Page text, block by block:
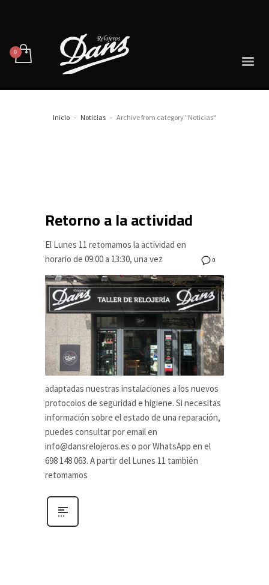
Inicio Noticias Archive from category "Noticias"
Retorno a la actividad
0
El Lunes 11 retomamos la actividad en
horario de 09:00 a 13:30, una vez
adaptadas nuestras instalaciones a los nuevos
protocolos de seguridad e higiene. Si necesitas
información sobre el estado de una reparación,
puedes consultar por email en
info@dansrelojeros.es o por WhatsApp en el
698 148 063. A partir del Lunes 11 también
retomamos